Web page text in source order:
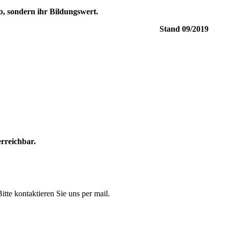
sondern ihr Bildungswert.
2019
kontaktieren Sie uns per mail.